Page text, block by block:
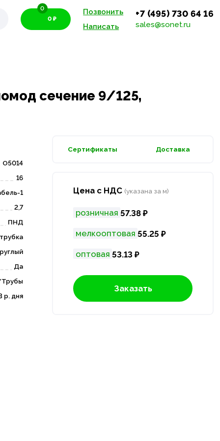
0 ₽
0
Позвонить
Написать
+7 (495) 730 64 16
sales@sonet.ru
сечение 9/125,
O5014
16
1
2,7
ПНД
Да
Трубы
р. дня
Сертификаты Доставка
Цена с НДС (указана за м)
розничная 57.38 ₽
мелкооптовая 55.25 ₽
оптовая 53.13 ₽
Заказать